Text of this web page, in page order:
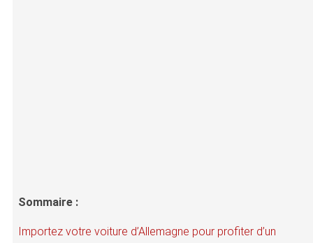
Sommaire :
Importez votre voiture d’Allemagne pour profiter d’un